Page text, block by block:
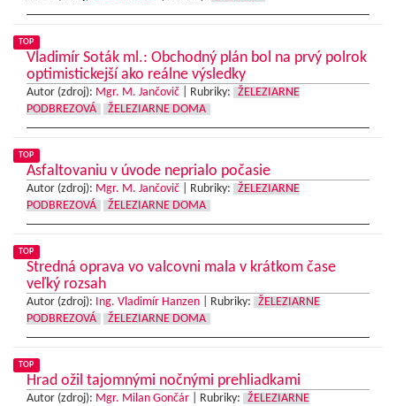
TOP
Vladimír Soták ml.: Obchodný plán bol na prvý polrok
optimistickejší ako reálne výsledky
Autor (zdroj): Mgr. M. Jančovič Rubriky:
ŽELEZIARNE
PODBREZOVÁ
ŽELEZIARNE DOMA
TOP
Asfaltovaniu v úvode neprialo počasie
Autor (zdroj): Mgr. M. Jančovič Rubriky:
ŽELEZIARNE
PODBREZOVÁ
ŽELEZIARNE DOMA
TOP
Stredná oprava vo valcovni mala v krátkom čase
veľký rozsah
Autor (zdroj): Ing. Vladimír Hanzen Rubriky:
ŽELEZIARNE
PODBREZOVÁ
ŽELEZIARNE DOMA
TOP
Hrad ožil tajomnými nočnými prehliadkami
Autor (zdroj): Mgr. Milan Gončár Rubriky:
ŽELEZIARNE